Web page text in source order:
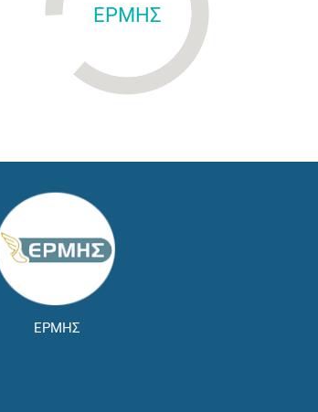
ΕΡΜΗΣ
ΕΡΜΗΣ